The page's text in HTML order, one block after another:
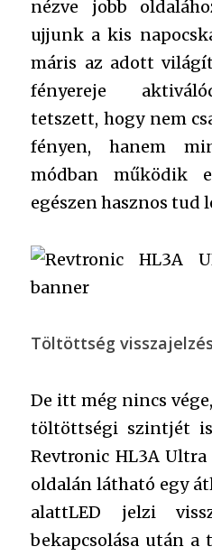
nézve jobb
ujjunk a kis
máris az adott
fényereje
tetszett, hogy nem
fényen, hanem
módban működik
egészen hasznos tud
Töltöttség
De itt még nincs
töltöttségi szintjét
Revtronic HL3A
oldalán látható egy
alattLED jelzi
bekapcsolása után